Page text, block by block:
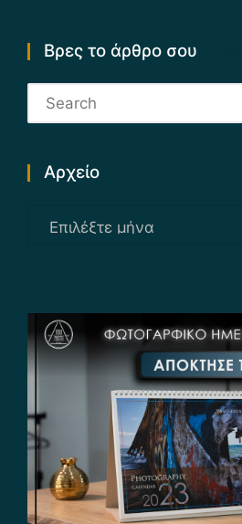
Βρες το άρθρο σου
Αρχείο
Αρχείο